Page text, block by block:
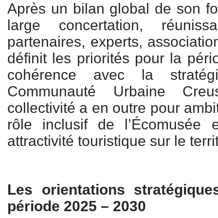
Après un bilan global de son
large concertation,
partenaires, experts,
définit les priorités pour la
cohérence avec la
Communauté Urbaine
collectivité a en outre pour
rôle inclusif de l’Écomusée
attractivité touristique sur le
Les orientations
période 2025 – 2030